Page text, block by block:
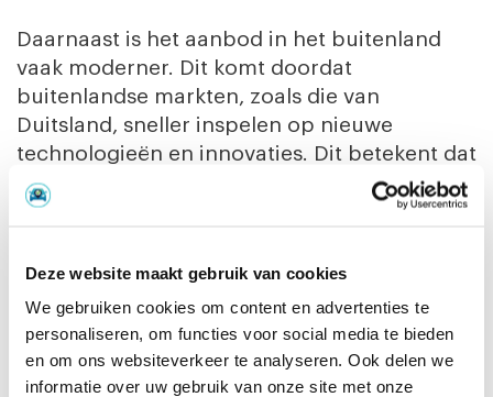
Deze website maakt gebruik van cookies
We gebruiken cookies om content en advertenties te
personaliseren, om functies voor social media te bieden
en om ons websiteverkeer te analyseren. Ook delen we
informatie over uw gebruik van onze site met onze
Daarnaast is het aanbod in het buitenland
vaak moderner. Dit komt doordat
buitenlandse markten, zoals die van
Duitsland, sneller inspelen op nieuwe
technologieën en innovaties. Dit betekent dat
je niet alleen een groter aanbod hebt, maar
ook auto’s kunt kopen met de nieuwste
volledig elektrische aandrijvingen.
Twijfels over kwaliteit? Laat je
auto keuren